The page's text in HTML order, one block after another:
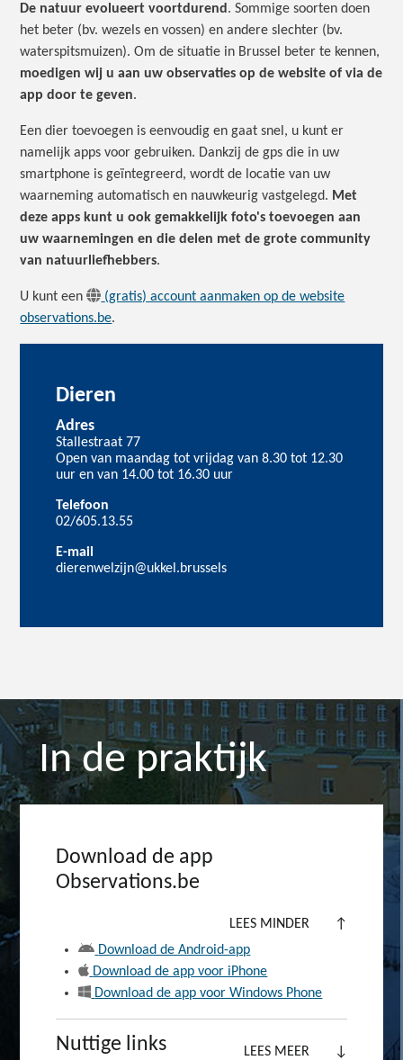
De natuur evolueert voortdurend . Sommige soorten doen
het beter (bv. wezels en vossen) en andere slechter (bv.
waterspitsmuizen). Om de situatie in Brussel beter te kennen,
moedigen wij u aan uw observaties op de website of via de
app door te geven.
Een dier toevoegen is eenvoudig en gaat snel, u kunt er
namelijk apps voor gebruiken. Dankzij de gps die in uw
smartphone is geïntegreerd, wordt de locatie van uw
waarneming automatisch en nauwkeurig vastgelegd. Met
deze apps kunt u ook gemakkelijk foto's toevoegen aan
uw waarnemingen en die delen met de grote community
van natuurliefhebbers.
U kunt een
(gratis) account aanmaken op de website
observations.be.
Dieren
Adres
Stallestraat 77
Open van maandag tot vrijdag van 8.30 tot 12.30
uur en van 14.00 tot 16.30 uur
Telefoon
02/605.13.55
E-mail
dierenwelzijn@ukkel.brussels
In de praktijk
Download de app
Observations.be
LEES MINDER
↑
Download de Android-app
Download de app voor iPhone
Download de app voor Windows Phone
Nuttige links LEES MEER ↓